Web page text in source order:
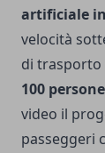
artificiale
velocità
di trasporto
100 persone
video il
passeggeri